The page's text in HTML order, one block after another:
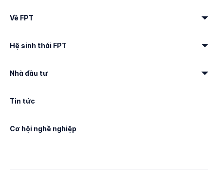
Về FPT
Hệ sinh thái FPT
Nhà đầu tư
Tin tức
Cơ hội nghề nghiệp